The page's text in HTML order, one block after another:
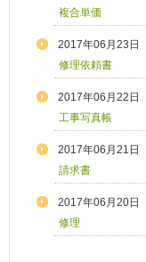
複合単価
2017年06月23日
修理依頼書
2017年06月22日
工事写真帳
2017年06月21日
請求書
2017年06月20日
修理